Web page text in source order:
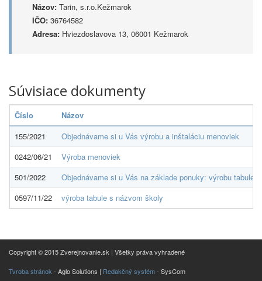
Názov: Tarin, s.r.o.Kežmarok
IČO: 36764582
Adresa: Hviezdoslavova 13, 06001 Kežmarok
Súvisiace dokumenty
Číslo
Názov
155/2021
Objednávame si u Vás výrobu a inštaláciu menoviek
0242/06/21
Výroba menoviek
501/2022
Objednávame si u Vás na základe ponuky: výrobu tabule
0597/11/22
výroba tabule s názvom školy
Copyright © 2015 Zverejnovanie.sk | Všetky práva vyhradené
Tvroba stránok - Aglo Solutions | Redakčný systém- SysCom